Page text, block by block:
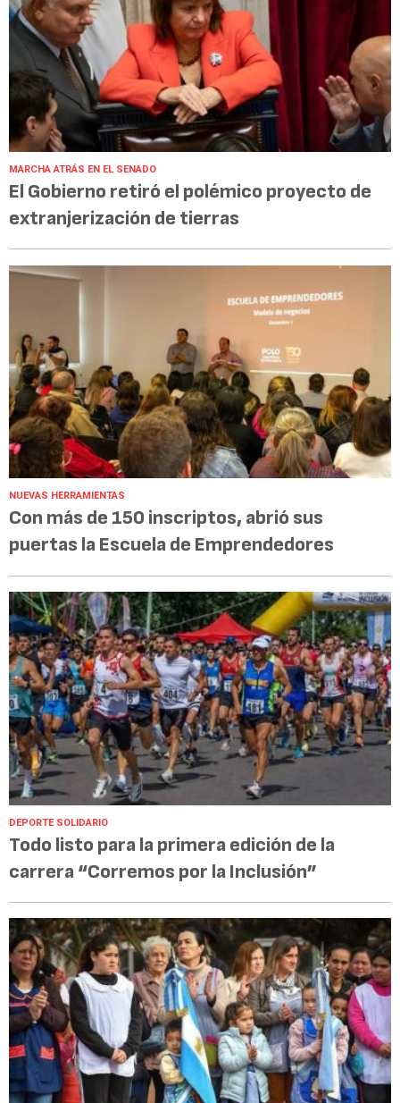
MARCHA ATRÁS EN EL SENADO
El Gobierno retiró el polémico proyecto de
extranjerización de tierras
NUEVAS HERRAMIENTAS
Con más de 150 inscriptos, abrió sus
puertas la Escuela de Emprendedores
DEPORTE SOLIDARIO
Todo listo para la primera edición de la
carrera “Corremos por la Inclusión”